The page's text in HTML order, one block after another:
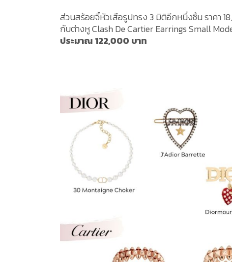
ส่วนสร้อยจี้หัวเสือรูปทรง 3 มิติอีกหนึ่งชิ้น ราคา
กับต่างหูClash De Cartier Earrings Small
ประมาณ 122,000 บาท